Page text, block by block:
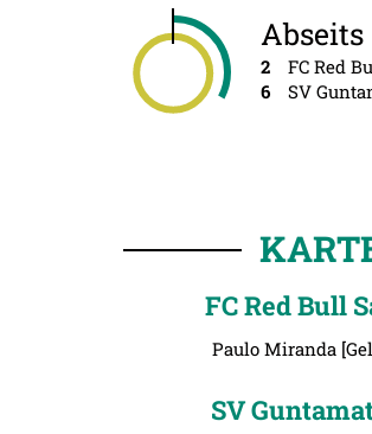
Abseits
2
FC Red
6
SV
FC Red Bull
Paulo Miranda
SV